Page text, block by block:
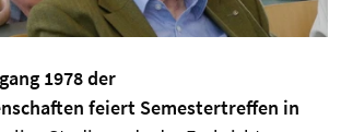
1978 der
feiert Semestertreffen in